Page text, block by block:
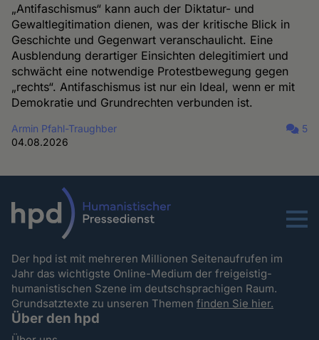
„Antifaschismus“ kann auch der Diktatur- und
Gewaltlegitimation dienen, was der kritische Blick in
Geschichte und Gegenwart veranschaulicht. Eine
Ausblendung derartiger Einsichten delegitimiert und
schwächt eine notwendige Protestbewegung gegen
„rechts“. Antifaschismus ist nur ein Ideal, wenn er mit
Demokratie und Grundrechten verbunden ist.
Armin Pfahl-Traughber
04.08.2026
5
Menu
Der hpd ist mit mehreren Millionen Seitenaufrufen im
Jahr das wichtigste Online-Medium der freigeistig-
humanistischen Szene im deutschsprachigen Raum.
Grundsatztexte zu unseren Themenfinden Sie hier.
Über den hpd